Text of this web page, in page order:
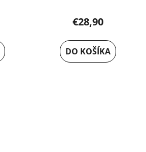
€28,90
DO KOŠÍKA